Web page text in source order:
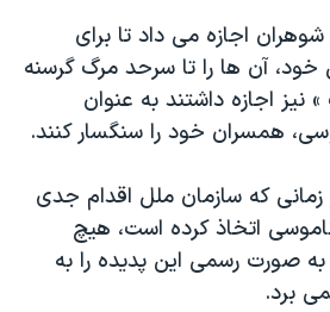
شوهران اجازه می داد تا برای
آن ها را تا سرحد مرگ گرسنه
نیز اجازه داشتند به عنوان
همسران خود را سنگسار کنند.
که سازمان ملل اقدام جدی
اتخاذ کرده است، هیچ
صورت رسمی این پدیده را به
برد.